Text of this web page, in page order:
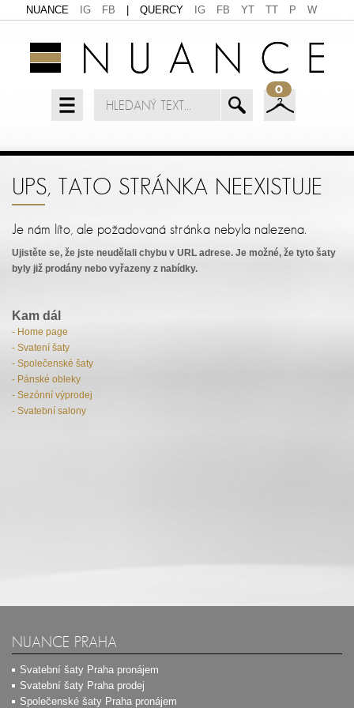
NUANCE IG FB QUERCY IG FB YT TT P W
0
UPS, TATO STRÁNKA NEEXISTUJE
Je nám líto, ale požadovaná stránka nebyla nalezena.
Ujistěte se, že jste neudělali chybu v URL adrese. Je možné, že tyto šaty
byly již prodány nebo vyřazeny z nabídky.
Kam dál
- Home page
- Svatení šaty
- Společenské šaty
- Pánské obleky
- Sezónní výprodej
- Svatební salony
NUANCE PRAHA
Svatební šaty Praha pronájem
Svatební šaty Praha prodej
Společenské šaty Praha pronájem